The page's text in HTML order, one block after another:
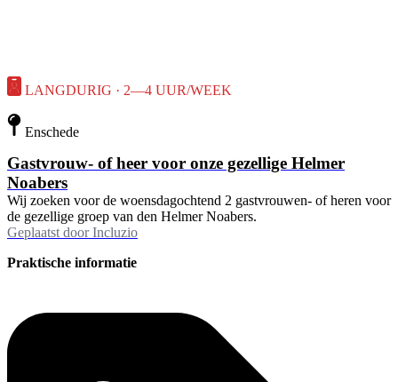
LANGDURIG · 2—4 UUR/WEEK
Enschede
Gastvrouw- of heer voor onze gezellige Helmer
Noabers
Wij zoeken voor de woensdagochtend 2 gastvrouwen- of heren voor
de gezellige groep van den Helmer Noabers.
Geplaatst door Incluzio
Praktische informatie